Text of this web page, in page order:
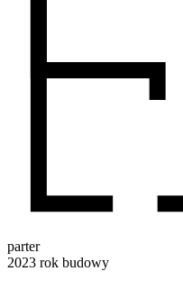
parter
2023 rok budowy